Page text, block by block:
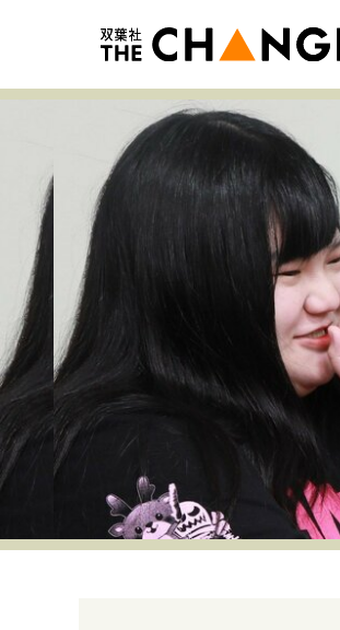
SPECIAL 注目の記
サイトの核・哲学
キャリア・働き方
経営・ビジネス